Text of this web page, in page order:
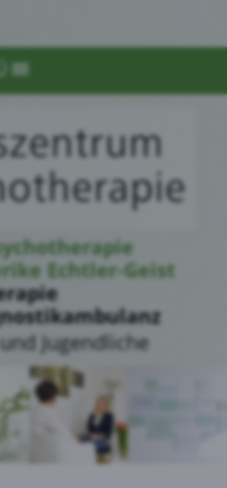
Echtler-Geist
Jugendliche